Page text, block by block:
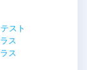
スト
ス
ス